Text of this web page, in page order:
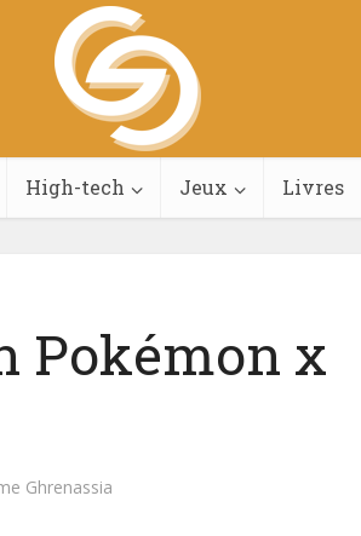
High-tech Jeux Livres
Pokémon x
Ghrenassia